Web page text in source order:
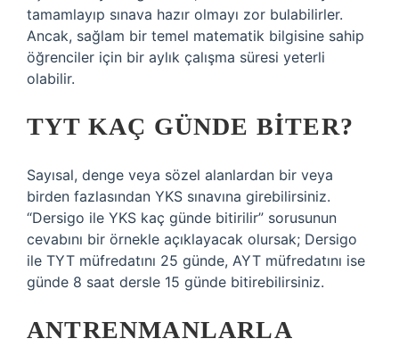
tamamlayıp sınava hazır olmayı zor bulabilirler.
Ancak, sağlam bir temel matematik bilgisine sahip
öğrenciler için bir aylık çalışma süresi yeterli
olabilir.
TYT KAÇ GÜNDE BITER?
Sayısal, denge veya sözel alanlardan bir veya
birden fazlasından YKS sınavına girebilirsiniz.
“Dersigo ile YKS kaç günde bitirilir” sorusunun
cevabını bir örnekle açıklayacak olursak; Dersigo
ile TYT müfredatını 25 günde, AYT müfredatını ise
günde 8 saat dersle 15 günde bitirebilirsiniz.
ANTRENMANLARLA